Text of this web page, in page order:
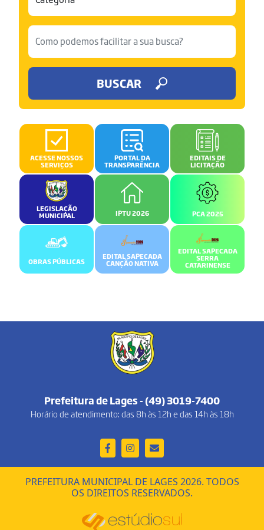
BUSCAR
ACESSE NOSSOS
SERVIÇOS
PORTAL DA
TRANSPARÊNCIA
EDITAIS DE
LICITAÇÃO
LEGISLAÇÃO
MUNICIPAL IPTU 2026 PCA 2025
OBRAS PÚBLICAS
EDITAL SAPECADA
CANÇÃO NATIVA
EDITAL SAPECADA
SERRA
CATARINENSE
Prefeitura de Lages - (49) 3019-7400
Horário de atendimento: das 8h às 12h e das 14h às 18h
PREFEITURA MUNICIPAL DE LAGES 2026. TODOS
OS DIREITOS RESERVADOS.